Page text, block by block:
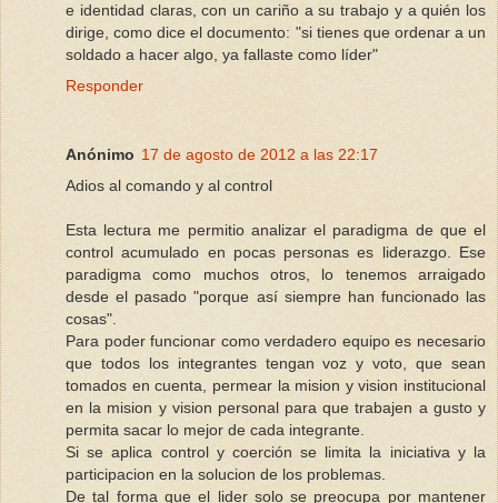
e identidad claras, con un cariño a su trabajo y a quién los
dirige, como dice el documento: "si tienes que ordenar a un
soldado a hacer algo, ya fallaste como líder"
Responder
Anónimo 17 de agosto de 2012 a las 22:17
Adios al comando y al control
Esta lectura me permitio analizar el paradigma de que el
control acumulado en pocas personas es liderazgo. Ese
paradigma como muchos otros, lo tenemos arraigado
desde el pasado "porque así siempre han funcionado las
cosas".
Para poder funcionar como verdadero equipo es necesario
que todos los integrantes tengan voz y voto, que sean
tomados en cuenta, permear la mision y vision institucional
en la mision y vision personal para que trabajen a gusto y
permita sacar lo mejor de cada integrante.
Si se aplica control y coerción se limita la iniciativa y la
participacion en la solucion de los problemas.
De tal forma que el lider solo se preocupa por mantener